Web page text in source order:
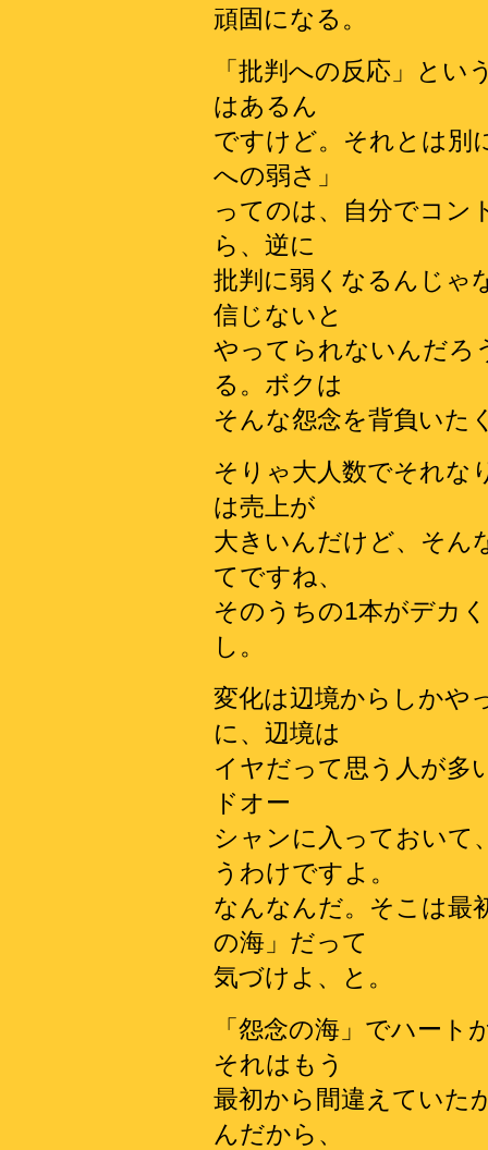
頑固になる。
「批判への反応」と
はあるん
ですけど。それとは別
への弱さ」
ってのは、自分でコン
ら、逆に
批判に弱くなるんじゃ
信じないと
やってられないんだろ
る。ボクは
そんな怨念を背負いた
そりゃ大人数でそれな
は売上が
大きいんだけど、そん
てですね、
そのうちの1本がデカ
し。
変化は辺境からしかや
に、辺境は
イヤだって思う人が多
ドオー
シャンに入っておいて
うわけですよ。
なんなんだ。そこは最
の海」だって
気づけよ、と。
「怨念の海」でハー
それはもう
最初から間違えていた
んだから、